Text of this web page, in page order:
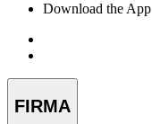
Download the App
FIRMA